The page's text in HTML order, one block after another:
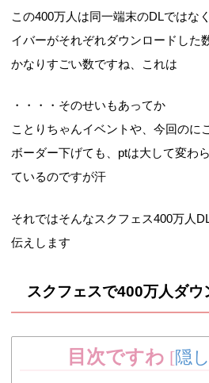
この400万人は同一端末のDLではな
イバーがそれぞれダウンロードした
かなりすごい数ですね、これは
・・・・そのせいもあってか
ことりちゃんイベントや、今回のに
ボーダー下げても、ptは大して変わ
ているのですが汗
それではそんなスクフェス400万人
伝えします
スクフェスで400万人ダウ
目次ですわ [隠